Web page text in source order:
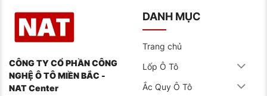
Xe bán tải
Ford: Ranger
Mitsubishi: Triton
CÔNG TY CỔ PHẦN CÔNG
NGHỆ Ô TÔ MIỀN BẮC -
NAT Center
DANH MỤC
Trang chủ
Lốp Ô Tô
Ắc Quy Ô Tô